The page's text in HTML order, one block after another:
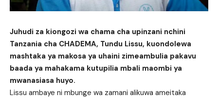
Juhudi za kiongozi wa chama cha upinzani nchini
Tanzania cha CHADEMA, Tundu Lissu, kuondolewa
mashtaka ya makosa ya uhaini zimeambulia pakavu
baada ya mahakama kutupilia mbali maombi ya
mwanasiasa huyo.
Lissu ambaye ni mbunge wa zamani alikuwa ameitaka